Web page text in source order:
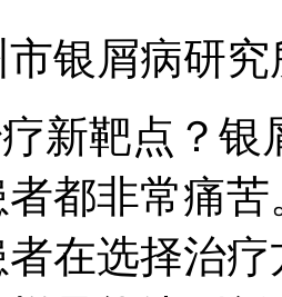
市银屑病研
新靶点？银
都非常痛
在选择治